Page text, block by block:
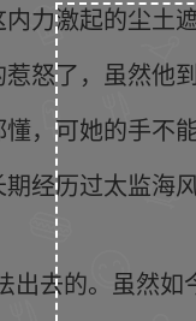
力激起的尘土
怒了，虽然
，可她的手不
经历过太监
出去的。虽然